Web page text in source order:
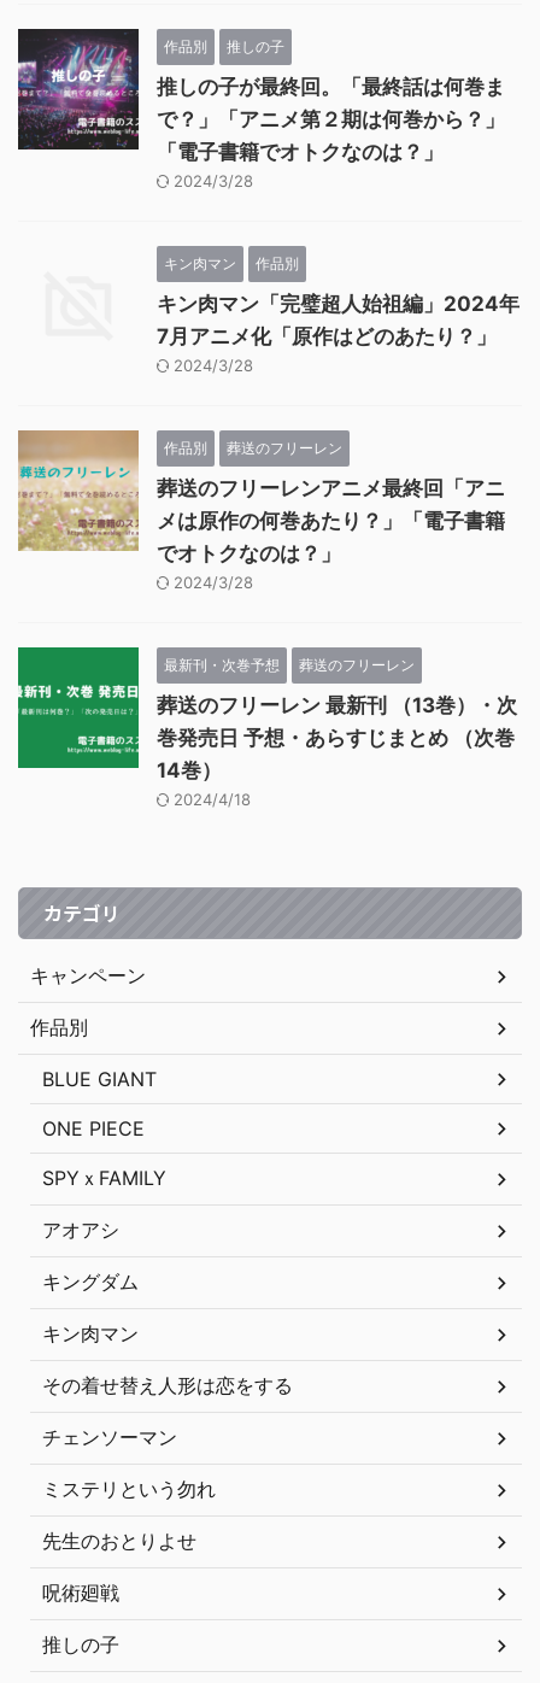
作品別 推しの子
推しの子が最終回。「最終話は何巻ま
で？」「アニメ第２期は何巻から？」
「電子書籍でオトクなのは？」
2024/3/28
キン肉マン 作品別
キン肉マン「完璧超人始祖編」2024年
7月アニメ化「原作はどのあたり？」
2024/3/28
作品別 葬送のフリーレン
葬送のフリーレンアニメ最終回「アニ
メは原作の何巻あたり？」「電子書籍
でオトクなのは？」
2024/3/28
最新刊・次巻予想 葬送のフリーレン
葬送のフリーレン 最新刊 （13巻）・次
巻発売日 予想・あらすじまとめ （次巻
14巻）
2024/4/18
カテゴリ
キャンペーン
作品別
BLUE GIANT
ONE PIECE
SPYｘFAMILY
アオアシ
キングダム
キン肉マン
その着せ替え人形は恋をする
チェンソーマン
ミステリという勿れ
先生のおとりよせ
呪術廻戦
推しの子